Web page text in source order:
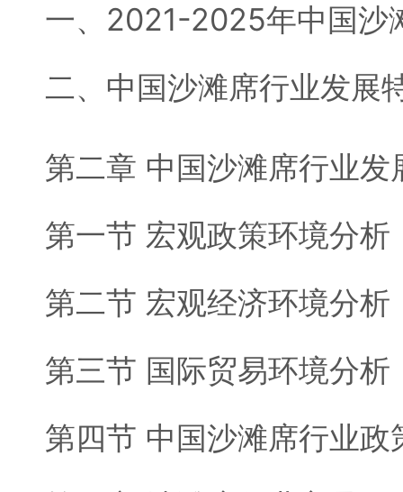
一、2021-2025年中国沙
二、中国沙滩席行业发展
第二章 中国沙滩席行业发
第一节 宏观政策环境分析
第二节 宏观经济环境分析
第三节 国际贸易环境分析
第四节 中国沙滩席行业政